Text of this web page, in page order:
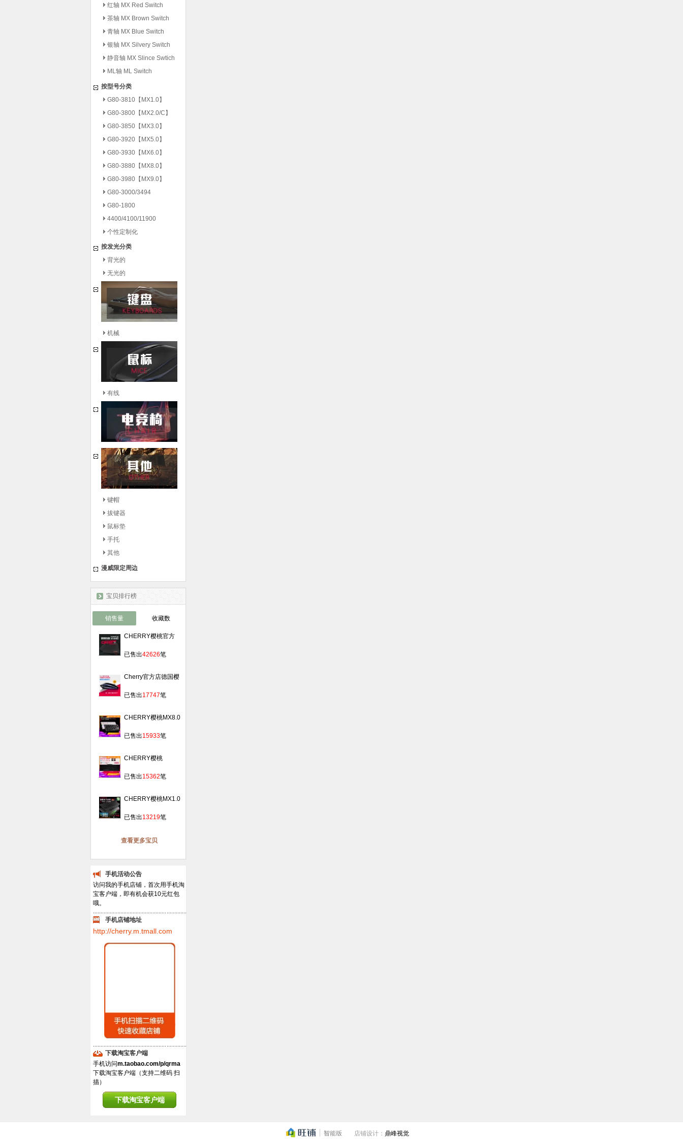
红轴 MX Red Switch
茶轴 MX Brown Switch
青轴 MX Blue Switch
银轴 MX Silvery Switch
静音轴 MX Slince Swtich
ML轴 ML Switch
按型号分类
G80-3810【MX1.0】
G80-3800【MX2.0/C】
G80-3850【MX3.0】
G80-3920【MX5.0】
G80-3930【MX6.0】
G80-3880【MX8.0】
G80-3980【MX9.0】
G80-3000/3494
G80-1800
4400/4100/11900
个性定制化
按发光分类
背光的
无光的
机械
有线
键帽
拔键器
鼠标垫
手托
其他
漫威限定周边
宝贝排行榜
销售量 收藏数
CHERRY樱桃官方
游戏鼠标垫加长桌垫
已售出42626笔
Cherry官方店德国樱
发光USB有线游戏办
已售出17747笔
CHERRY樱桃MX8.0
合金游戏机械键盘黑
已售出15933笔
CHERRY樱桃
盘黑轴青轴茶轴红轴
已售出15362笔
CHERRY樱桃MX1.0
械键盘黑轴青轴红轴
已售出13219笔
查看更多宝贝
手机活动公告
访问我的手机店铺，首次用手机淘
宝客户端，即有机会获10元红包
哦。
手机店铺地址
http://cherry.m.tmall.com
下载淘宝客户端
手机访问m.taobao.com/p/qrma
下载淘宝客户端（支持二维码 扫
描）
下载淘宝客户端
店铺设计： 鼎峰视觉